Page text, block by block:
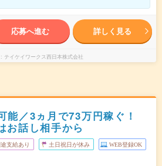
応募へ進む 詳しく見る
テイケイワークス西日本株式会社
能／3ヵ月で73万円稼ぐ！
お話し相手から
支給あり 土日祝日が休み WEB登録OK